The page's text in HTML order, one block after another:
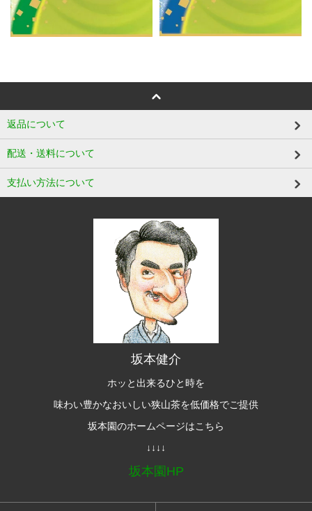
返品について
配送・送料について
支払い方法について
坂本健介
ホッと出来るひと時を
味わい豊かなおいしい狭山茶を低価格でご提供
坂本園のホームページはこちら
↓↓↓↓
坂本園HP